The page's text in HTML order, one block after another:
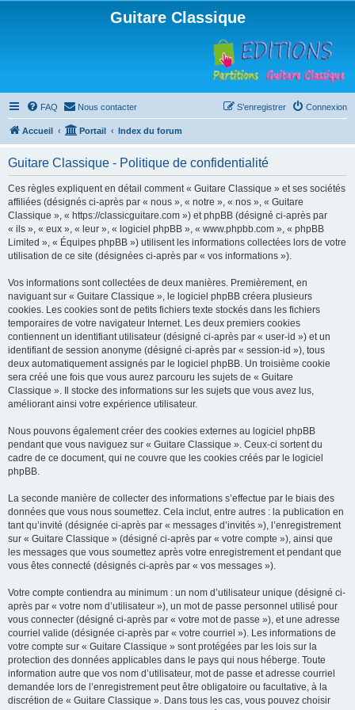
Guitare Classique
FAQ Nous contacter Connexion
S’enregistrer
Accueil Portail Index du forum
Guitare Classique - Politique de confidentialité
Ces règles expliquent en détail comment « Guitare Classique » et ses sociétés
affiliées (désignés ci-après par « nous », « notre », « nos », « Guitare
Classique », « https://classicguitare.com ») et phpBB (désigné ci-après par
« ils », « eux », « leur », « logiciel phpBB », « www.phpbb.com », « phpBB
Limited », « Équipes phpBB ») utilisent les informations collectées lors de votre
utilisation de ce site (désignées ci-après par « vos informations »).
Vos informations sont collectées de deux manières. Premièrement, en
naviguant sur « Guitare Classique », le logiciel phpBB créera plusieurs
cookies. Les cookies sont de petits fichiers texte stockés dans les fichiers
temporaires de votre navigateur Internet. Les deux premiers cookies
contiennent un identifiant utilisateur (désigné ci-après par « user-id ») et un
identifiant de session anonyme (désigné ci-après par « session-id »), tous
deux automatiquement assignés par le logiciel phpBB. Un troisième cookie
sera créé une fois que vous aurez parcouru les sujets de « Guitare
Classique ». Il stocke des informations sur les sujets que vous avez lus,
améliorant ainsi votre expérience utilisateur.
Nous pouvons également créer des cookies externes au logiciel phpBB
pendant que vous naviguez sur « Guitare Classique ». Ceux-ci sortent du
cadre de ce document, qui ne couvre que les cookies créés par le logiciel
phpBB.
La seconde manière de collecter des informations s’effectue par le biais des
données que vous nous soumettez. Cela inclut, entre autres : la publication en
tant qu’invité (désignée ci-après par « messages d’invités »), l’enregistrement
sur « Guitare Classique » (désigné ci-après par « votre compte »), ainsi que
les messages que vous soumettez après votre enregistrement et pendant que
vous êtes connecté (désignés ci-après par « vos messages »).
Votre compte contiendra au minimum : un nom d’utilisateur unique (désigné ci-
après par « votre nom d’utilisateur »), un mot de passe personnel utilisé pour
vous connecter (désigné ci-après par « votre mot de passe »), et une adresse
courriel valide (désignée ci-après par « votre courriel »). Les informations de
votre compte sur « Guitare Classique » sont protégées par les lois sur la
protection des données applicables dans le pays qui nous héberge. Toute
information autre que vos nom d’utilisateur, mot de passe et adresse courriel
demandée lors de l’enregistrement peut être obligatoire ou facultative, à la
discrétion de « Guitare Classique ». Dans tous les cas, vous pouvez choisir